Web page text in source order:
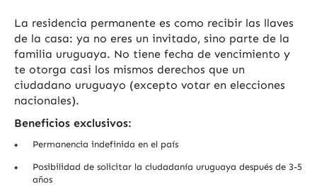
La residencia permanente es como recibir las llaves
de la casa: ya no eres un invitado, sino parte de la
familia uruguaya. No tiene fecha de vencimiento y
te otorga casi los mismos derechos que un
ciudadano uruguayo (excepto votar en elecciones
nacionales).
Beneficios exclusivos:
Permanencia indefinida en el país
Posibilidad de solicitar la ciudadanía uruguaya después de 3-5
años